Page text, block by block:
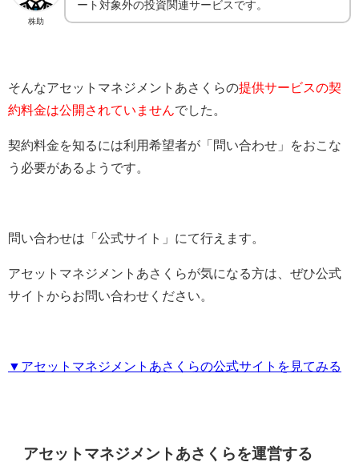
株助
ート対象外の投資関連サービスです。
そんなアセットマネジメントあさくらの提供サービスの契
約料金は公開されていません でした。
契約料金を知るには利用希望者が「問い合わせ」をおこな
う必要があるようです。
問い合わせは「公式サイト」にて行えます。
アセットマネジメントあさくらが気になる方は、ぜひ公式
サイトからお問い合わせください。
▼アセットマネジメントあさくらの公式サイトを見てみる
アセットマネジメントあさくらを運営する